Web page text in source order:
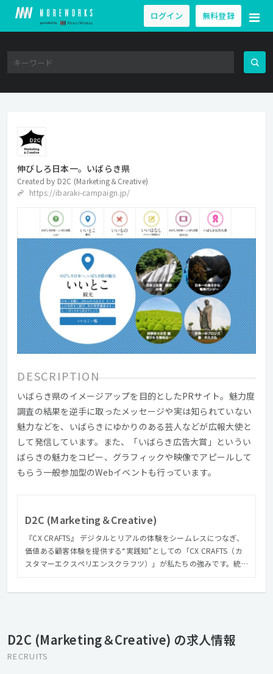
ログイン 無料登録
伸びしろ日本一。いばらき県
Created by D2C (Marketing＆Creative)
https://ibaraki-campaign.jp/
DESCRIPTION
いばらき県のイメージアップを目的としたPRサイト。魅力度
調査の結果を逆手に取ったメッセージや実は知られていない
魅力などを、いばらきにゆかりのある芸人などが広報大使と
して発信しています。また、「いばらき広告大賞」というい
ばらきの魅力をコピー、グラフィックや映像でアピールして
もらう一般参加型のWebイベントも行っています。
D2C (Marketing＆Creative)
『CX CRAFTS』 デジタルとリアルの体験をシームレスにつなぎ、
価値ある顧客体験を提供する“実践知”としての「CX CRAFTS（カ
スタマーエクスペリエンスクラフツ）」が私たちの強みです。統
D2C (Marketing＆Creative) の求人情報
RECRUITS